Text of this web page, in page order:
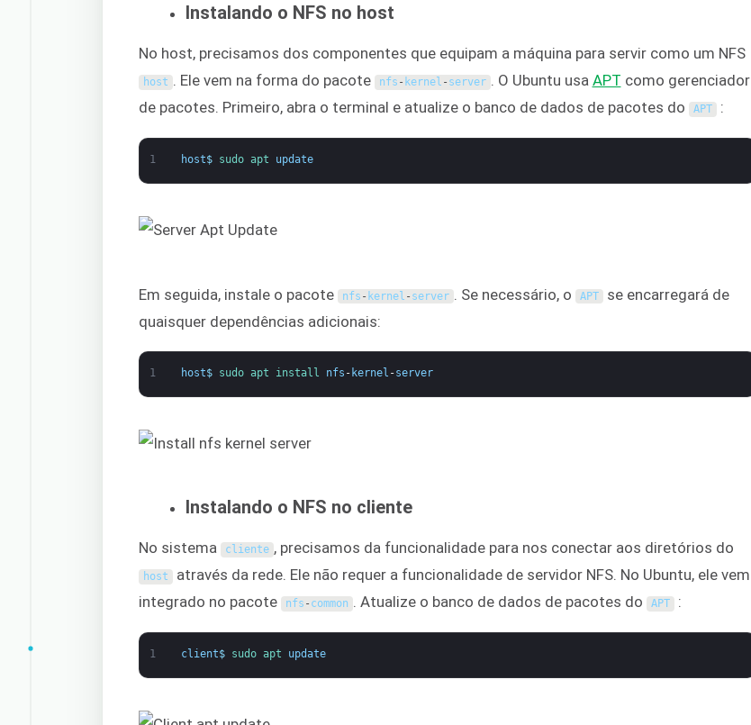
Instalando o NFS no host
No host, precisamos dos componentes que equipam a máquina para servir como um NFS
host . Ele vem na forma do pacote nfs - kernel - server . O Ubuntu usa APT como gerenciador
de pacotes. Primeiro, abra o terminal e atualize o banco de dados de pacotes do APT :
1 host$ sudo apt update
Em seguida, instale o pacote nfs - kernel - server . Se necessário, o APT se encarregará de
quaisquer dependências adicionais:
1 host$ sudo apt install nfs - kernel -server
Instalando o NFS no cliente
No sistema cliente , precisamos da funcionalidade para nos conectar aos diretórios do
host através da rede. Ele não requer a funcionalidade de servidor NFS. No Ubuntu, ele vem
integrado no pacote nfs - common . Atualize o banco de dados de pacotes do APT :
1 client$ sudo apt update